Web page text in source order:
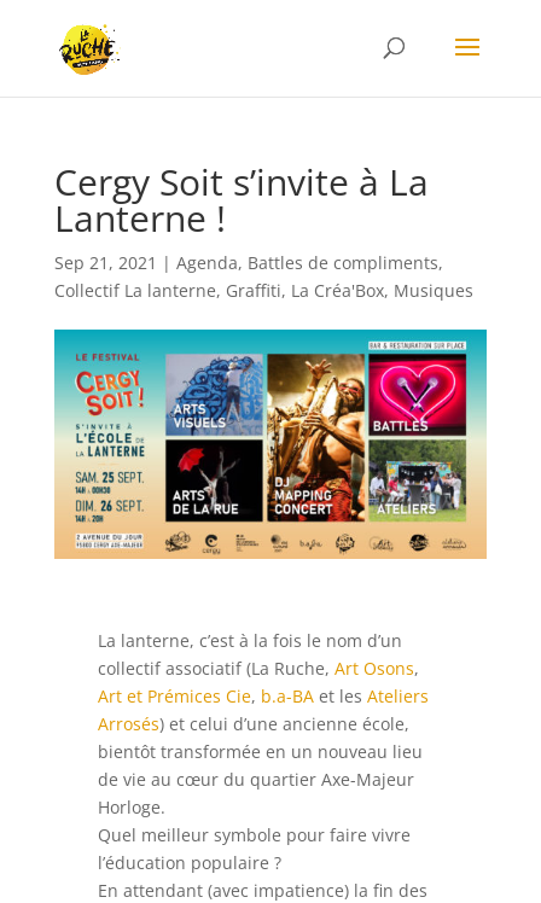
Cergy Soit s’invite à La
Lanterne !
Sep 21, 2021 | Agenda, Battles de compliments,
Collectif La lanterne, Graffiti, La Créa'Box, Musiques
La lanterne, c’est à la fois le nom d’un
collectif associatif (La Ruche, Art Osons,
Art et Prémices Cie, b.a-BAet les Ateliers
Arrosés) et celui d’une ancienne école,
bientôt transformée en un nouveau lieu
de vie au cœur du quartier Axe-Majeur
Horloge.
Quel meilleur symbole pour faire vivre
l’éducation populaire ?
En attendant (avec impatience) la fin des